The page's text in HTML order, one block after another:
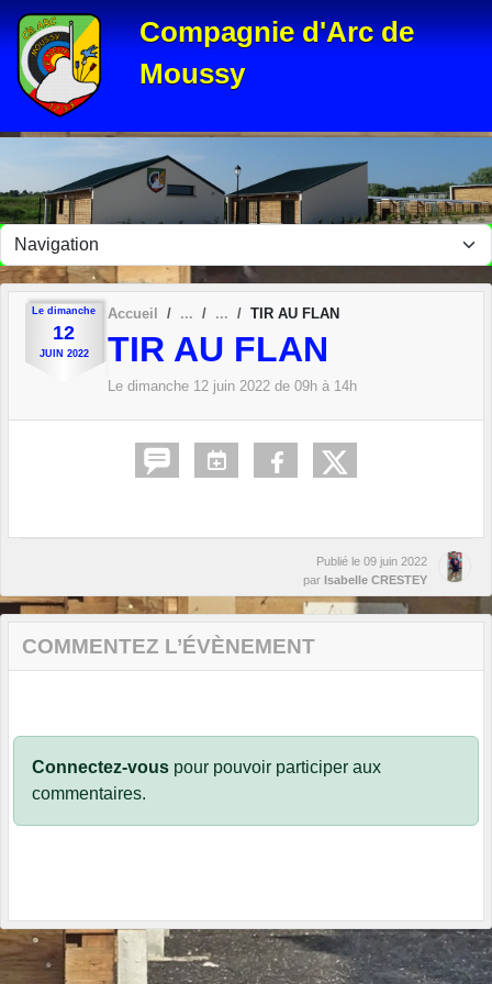
Compagnie d'Arc de
Moussy
Le dimanche
12
JUIN 2022
Accueil TIR AU FLAN
TIR AU FLAN
Le dimanche 12 juin 2022 de 09h à 14h
Publié le 09 juin 2022
par Isabelle CRESTEY
COMMENTEZ L’ÉVÈNEMENT
Connectez-vous pour pouvoir participer aux
commentaires.
Panneau de gestion des cookies